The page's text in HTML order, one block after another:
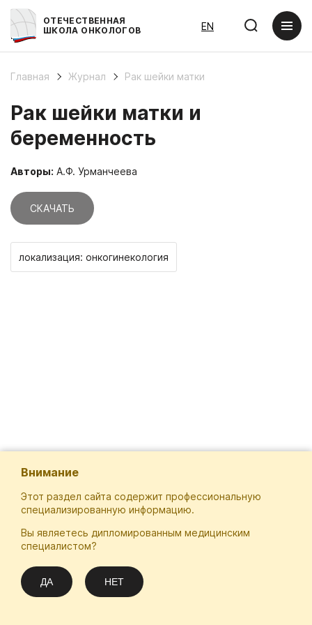
ОТЕЧЕСТВЕННАЯ
ШКОЛА ОНКОЛОГОВ
EN
Главная Журнал Рак шейки матки
Рак шейки матки и
беременность
Авторы: А.Ф. Урманчеева
СКАЧАТЬ
локализация: онкогинекология
Внимание
Этот раздел сайта содержит профессиональную
специализированную информацию.
Вы являетесь дипломированным медицинским
специалистом?
ДА НЕТ
Отечественная Школа Онкологов
Email
info@practical-oncology.ru